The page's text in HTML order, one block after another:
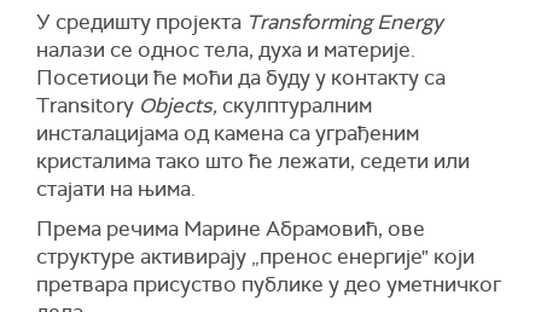
У средишту пројекта Transforming Energy
налази се однос тела, духа и материје.
Посетиоци ће моћи да буду у контакту са
Transitory Objects, скулптуралним
инсталацијама од камена са уграђеним
кристалима тако што ће лежати, седети или
стајати на њима.
Према речима Марине Абрамовић, ове
структуре активирају „пренос енергије" који
претвара присуство публике у део уметничког